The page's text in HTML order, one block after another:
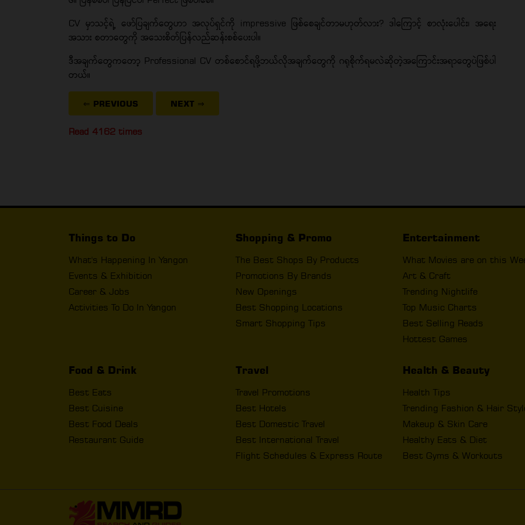
CV မှာသင့်ရဲ့ ဖော်ပြချက်တွေဟာ အလုပ်ရှင်ကို impressive ဖြစ်စေချင်တာမဟုတ်လား? ဒါကြောင့် စာလုံးပေါင်း၊ အရေး
အသား စတာတွေကို အသေးစိတ်ပြန်လည်ဆန်းစစ်ပေးပါ။
ဒီအချက်တွေကတော့ Professional CV တစ်စောင်ရဖို့ဘယ်လိုအချက်တွေကို ဂရုစိုက်ရမလဲဆိုတဲ့အကြောင်းအရာတွေပဲဖြစ်ပါ
တယ်။
⇐ PREVIOUS NEXT ⇒
Read 4162 times
Things to Do
What's Happening In Yangon
Events & Exhibition
Career & Jobs
Activities To Do In Yangon
Shopping & Promo
The Best Shops By Products
Promotions By Brands
New Openings
Best Shopping Locations
Smart Shopping Tips
Entertainment
What Movies are on this
Art & Craft
Trending Nightlife
Top Music Charts
Best Selling Reads
Hottest Games
Food & Drink
Best Eats
Best Cuisine
Best Food Deals
Restaurant Guide
Travel
Travel Promotions
Best Hotels
Best Domestic Travel
Best International Travel
Flight Schedules & Express Route
Health & Beauty
Health Tips
Trending Fashion & Hair
Makeup & Skin Care
Healthy Eats & Diet
Best Gyms & Workouts